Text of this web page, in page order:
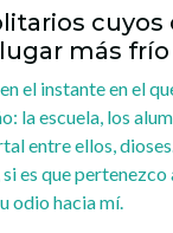
lugar más frío
el instante en el
la escuela, los
entre ellos,
es que pertenezco
odio hacia mí.